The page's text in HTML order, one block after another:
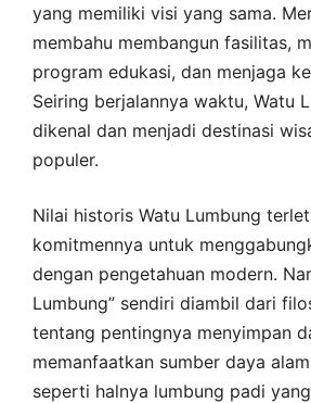
yang memiliki visi yang sama.
membahu membangun fasilitas,
program edukasi, dan menjaga
Seiring berjalannya waktu, Watu
dikenal dan menjadi destinasi
populer.
Nilai historis Watu Lumbung
komitmennya untuk
dengan pengetahuan modern.
Lumbung” sendiri diambil dari
tentang pentingnya menyimpan
memanfaatkan sumber daya
seperti halnya lumbung padi